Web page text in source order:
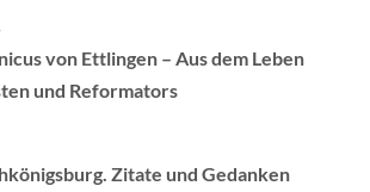
von Ettlingen – Aus dem Leben
und Reformators
Zitate und Gedanken